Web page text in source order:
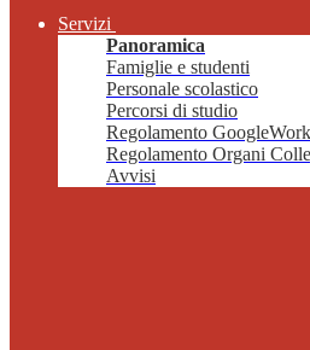
Servizi
Panoramica
Famiglie e studenti
Personale scolastico
Percorsi di studio
Regolamento
Regolamento Organi
Avvisi